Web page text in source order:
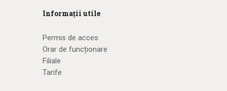
Informații utile
Permis de acces
Orar de funcționare
Filiale
Tarife